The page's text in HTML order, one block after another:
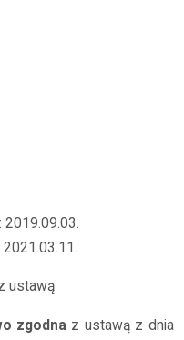
2019.09.03.
2021.03.11.
ustawą
zgodna z ustawą z dnia